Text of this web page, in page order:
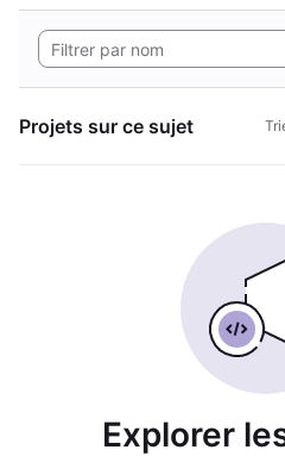
Projets sur ce sujet
Explorer